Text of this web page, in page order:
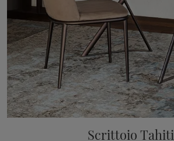
Scrittoio Tahiti